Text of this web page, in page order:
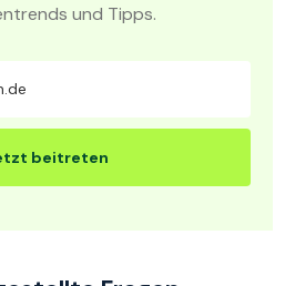
und Tipps.
beitreten